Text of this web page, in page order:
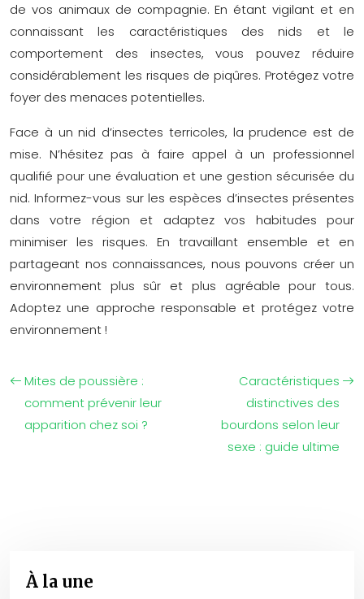
de vos animaux de compagnie. En étant vigilant et en
connaissant les caractéristiques des nids et le
comportement des insectes, vous pouvez réduire
considérablement les risques de piqûres. Protégez votre
foyer des menaces potentielles.
Face à un nid d’insectes terricoles, la prudence est de
mise. N’hésitez pas à faire appel à un professionnel
qualifié pour une évaluation et une gestion sécurisée du
nid. Informez-vous sur les espèces d’insectes présentes
dans votre région et adaptez vos habitudes pour
minimiser les risques. En travaillant ensemble et en
partageant nos connaissances, nous pouvons créer un
environnement plus sûr et plus agréable pour tous.
Adoptez une approche responsable et protégez votre
environnement !
Mites de poussière :
comment prévenir leur
apparition chez soi ?
Caractéristiques
distinctives des
bourdons selon leur
sexe : guide ultime
À la une